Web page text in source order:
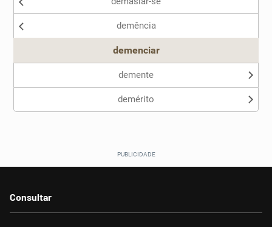
Caça-palavras
demência
demenciar
demente
demérito
Consultar